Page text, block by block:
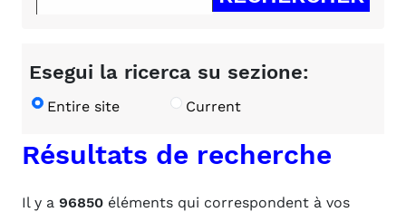
Esegui la ricerca su sezione:
Entire site Current
Résultats de recherche
Il y a 96850 éléments qui correspondent à vos